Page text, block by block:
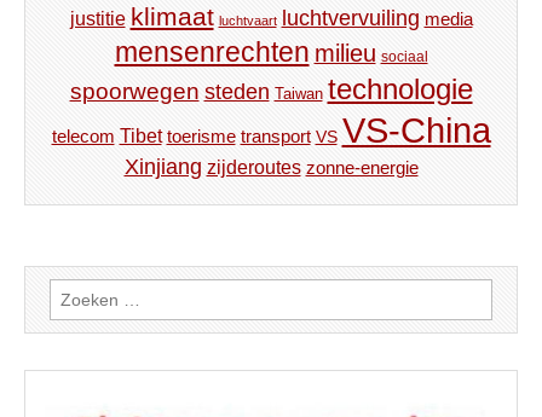
justitie klimaat luchtvaart luchtvervuiling media
mensenrechten milieu sociaal
spoorwegen steden Taiwan technologie
telecom Tibet toerisme transport VS VS-China
Xinjiang zijderoutes zonne-energie
Zoeken
naar: